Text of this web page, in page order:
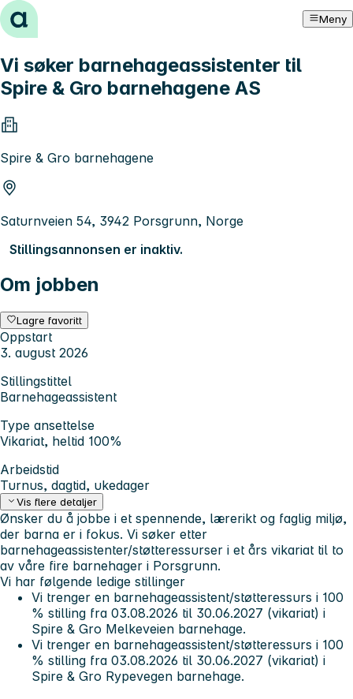
Hopp til innhold Meny
Vi søker barnehageassistenter til
Spire & Gro barnehagene AS
Spire & Gro barnehagene
Saturnveien 54, 3942 Porsgrunn, Norge
Stillingsannonsen er inaktiv.
Om jobben
Lagre favoritt
Oppstart
3. august 2026
Stillingstittel
Barnehageassistent
Type ansettelse
Vikariat, heltid 100%
Arbeidstid
Turnus, dagtid, ukedager
Vis flere detaljer
Ønsker du å jobbe i et spennende, lærerikt og faglig miljø,
der barna er i fokus. Vi søker etter
barnehageassistenter/støtteressurser i et års vikariat til to
av våre fire barnehager i Porsgrunn.
Vi har følgende ledige stillinger
Vi trenger en barnehageassistent/støtteressurs i 100
% stilling fra 03.08.2026 til 30.06.2027 (vikariat) i
Spire & Gro Melkeveien barnehage.
Vi trenger en barnehageassistent/støtteressurs i 100
% stilling fra 03.08.2026 til 30.06.2027 (vikariat) i
Spire & Gro Rypevegen barnehage.